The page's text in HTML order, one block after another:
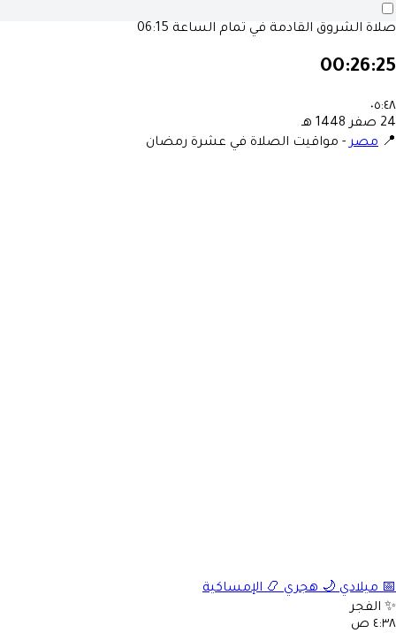
صلاة الشروق القادمة في تمام الساعة 06:15
00:26:25
٠٥:٤٨
24 صفر 1448 هـ
📍 مصر- مواقيت الصلاة في عشرة رمضان
📅 ميلادي 🌙 هجري 📿 الإمساكية
✨ الفجر
٤:٣٨ ص